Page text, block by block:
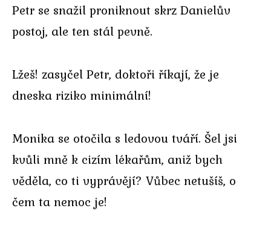
Petr se snažil proniknout skrz Danielův
postoj, ale ten stál pevně.
Lžeš! zasyčel Petr, doktoři říkají, že je
dneska riziko minimální!
Monika se otočila s ledovou tváří. Šel jsi
kvůli mně k cizím lékařům, aniž bych
věděla, co ti vyprávějí? Vůbec netušíš, o
čem ta nemoc je!